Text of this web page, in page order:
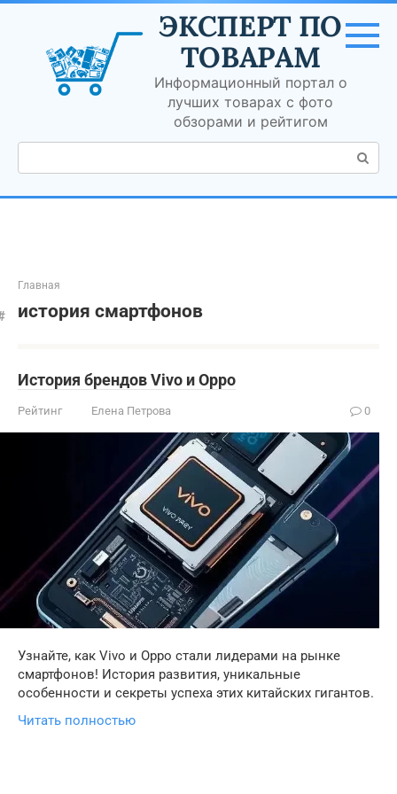
Перейти
контенту
ЭКСПЕРТ ПО
ТОВАРАМ
Информационный портал о
лучших товарах с фото
обзорами и рейтигом
Поиск:
Главная
история смартфонов
История брендов Vivo и Oppo
Рейтинг Елена Петрова 0
Узнайте, как Vivo и Oppo стали лидерами на рынке
смартфонов! История развития, уникальные
особенности и секреты успеха этих китайских гигантов.
Читать полностью